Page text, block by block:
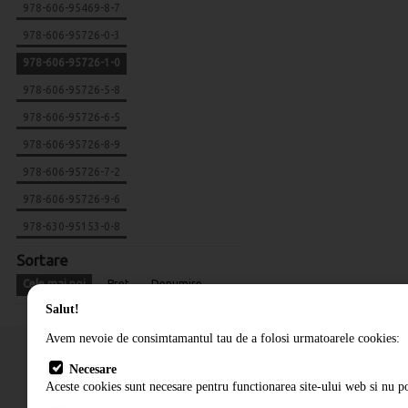
978-606-95469-8-7
978-606-95726-0-3
978-606-95726-1-0
978-606-95726-5-8
978-606-95726-6-5
978-606-95726-8-9
978-606-95726-7-2
978-606-95726-9-6
978-630-95153-0-8
Sortare
Cele mai noi Pret Denumire
Salut!
Avem nevoie de consimtamantul tau de a folosi urmatoarele cookies:
Necesare
Aceste cookies sunt necesare pentru functionarea site-ului web si nu